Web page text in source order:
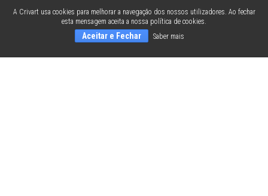
A Crivart usa cookies para melhorar a navegação dos nossos utilizadores. Ao fechar
esta mensagem aceita a nossa política de cookies.
Aceitar e Fechar Saber mais